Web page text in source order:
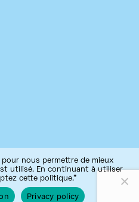
nous permettre de mieux
utilisé. En continuant à utiliser
cette politique."
Privacy policy